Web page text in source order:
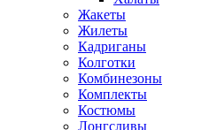
Жакеты
Жилеты
Кадриганы
Колготки
Комбинезоны
Комплекты
Костюмы
Лонгсливы